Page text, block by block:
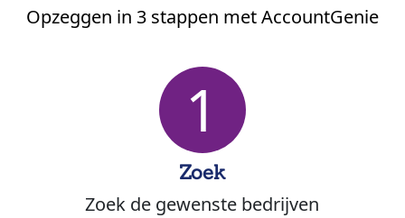
Opzeggen in 3 stappen met AccountGenie
1
Zoek
Zoek de gewenste bedrijven